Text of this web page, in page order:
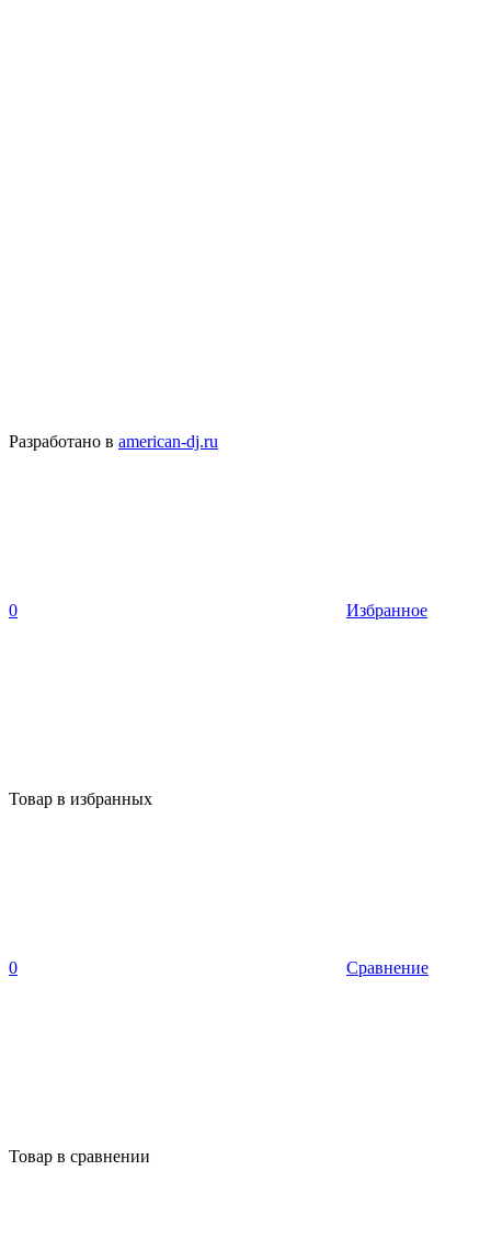
Разработано в american-dj.ru
0 Избранное
Товар в избранных
0 Сравнение
Товар в сравнении